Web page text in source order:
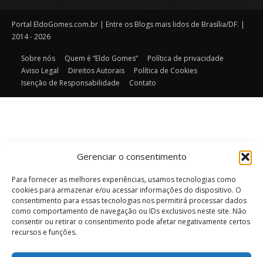
Gerenciar o consentimento
Para fornecer as melhores experiências, usamos tecnologias como
cookies para armazenar e/ou acessar informações do dispositivo. O
consentimento para essas tecnologias nos permitirá processar dados
como comportamento de navegação ou IDs exclusivos neste site. Não
consentir ou retirar o consentimento pode afetar negativamente certos
recursos e funções.
Portal EldoGomes.com.br | Entre os Blogs mais lidos de Brasília/DF. |
2014 - 2026
Sobre nós Quem é “Eldo Gomes”
Política de privacidade
Aviso Legal
Direitos Autorais
Política de Cookies
Isenção de Responsabilidade
Contato